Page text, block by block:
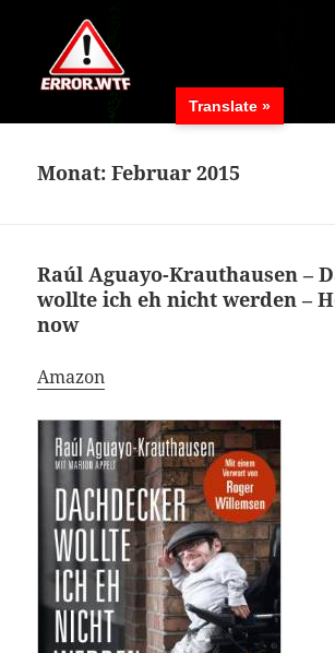
Monat:Februar 2015
Raúl Aguayo-Krauthausen –
wollte ich eh nicht werden –
now
Amazon
Translate »